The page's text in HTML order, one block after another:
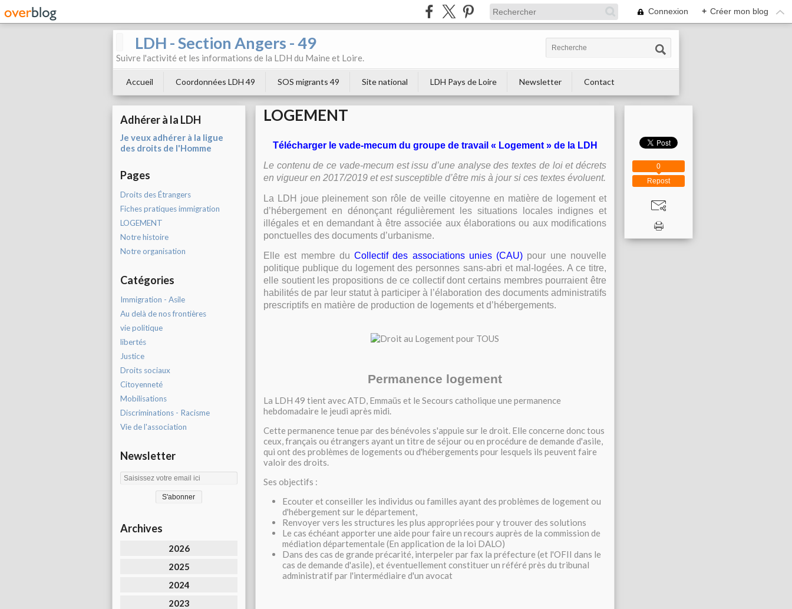
Connexion + Créer mon blog
LDH - Section Angers - 49
Suivre l'activité et les informations de la LDH du Maine et Loire.
Accueil Coordonnées LDH 49 SOS migrants 49 Site national LDH Pays de Loire Newsletter Contact
Adhérer à la LDH
Je veux adhérer à la ligue
des droits de l'Homme
Pages
Droits des Étrangers
Fiches pratiques immigration
LOGEMENT
Notre histoire
Notre organisation
Catégories
Immigration - Asile
Au delà de nos frontières
vie politique
libertés
Justice
Droits sociaux
Citoyenneté
Mobilisations
Discriminations - Racisme
Vie de l'association
Newsletter
Archives
2026
2025
2024
2023
LOGEMENT
Télécharger le vade-mecum du groupe de travail « Logement » de la LDH
Le contenu de ce vade-mecum est issu d’une analyse des textes de loi et décrets
en vigueur en 2017/2019 et est susceptible d’être mis à jour si ces textes évoluent.
La LDH joue pleinement son rôle de veille citoyenne en matière de logement et
d’hébergement en dénonçant régulièrement les situations locales indignes et
illégales et en demandant à être associée aux élaborations ou aux modifications
ponctuelles des documents d’urbanisme.
Elle est membre duCollectif des associations unies (CAU) pour une nouvelle
politique publique du logement des personnes sans-abri et mal-logées. A ce titre,
elle soutient les propositions de ce collectif dont certains membres pourraient être
habilités de par leur statut à participer à l’élaboration des documents administratifs
prescriptifs en matière de production de logements et d’hébergements.
Permanence logement
La LDH 49 tient avec ATD, Emmaüs et le Secours catholique une permanence
hebdomadaire le jeudi après midi.
Cette permanence tenue par des bénévoles s'appuie sur le droit. Elle concerne donc tous
ceux, français ou étrangers ayant un titre de séjour ou en procédure de demande d'asile,
qui ont des problèmes de logements ou d'hébergements pour lesquels ils peuvent faire
valoir des droits.
Ses objectifs :
Ecouter et conseiller les individus ou familles ayant des problèmes de logement ou
d'hébergement sur le département,
Renvoyer vers les structures les plus appropriées pour y trouver des solutions
Le cas échéant apporter une aide pour faire un recours auprès de la commission de
médiation départementale (En application de la loi DALO)
Dans des cas de grande précarité, interpeler par fax la préfecture (et l'OFII dans le
cas de demande d'asile), et éventuellement constituer un référé près du tribunal
administratif par l'intermédiaire d'un avocat
Repost
0